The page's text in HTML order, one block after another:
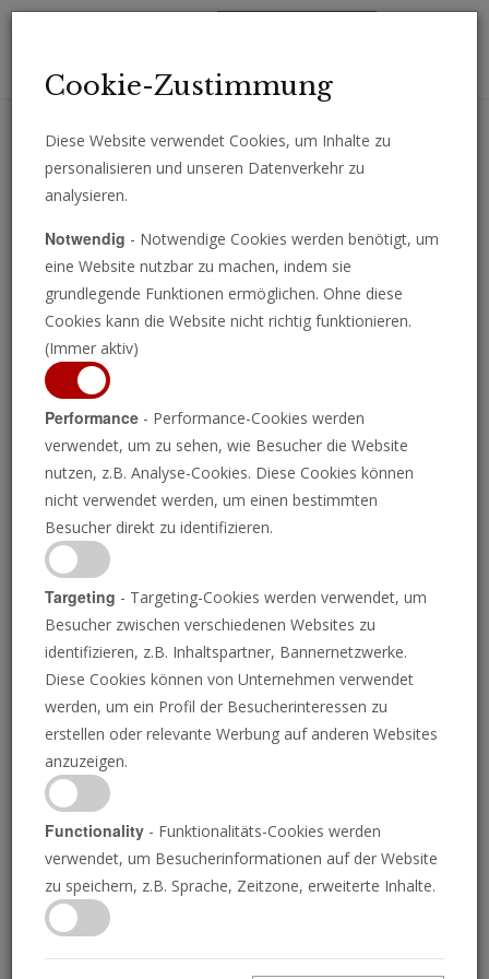
Erhalten Sie wichtige Analysen, Kommentare und Nachrichten
Ein weiteres
beeindruckendes
biblisches Artefakt
wurde ausgegraben
Cookie-Zustimmung
Diese Website verwendet Cookies, um Inhalte zu
personalisieren und unseren Datenverkehr zu
analysieren.
Notwendig - Notwendige Cookies werden benötigt, um
eine Website nutzbar zu machen, indem sie
grundlegende Funktionen ermöglichen. Ohne diese
Cookies kann die Website nicht richtig funktionieren.
(Immer aktiv)
Performance - Performance-Cookies werden
verwendet, um zu sehen, wie Besucher die Website
nutzen, z.B. Analyse-Cookies. Diese Cookies können
nicht verwendet werden, um einen bestimmten
Besucher direkt zu identifizieren.
Targeting - Targeting-Cookies werden verwendet, um
Besucher zwischen verschiedenen Websites zu
identifizieren, z.B. Inhaltspartner, Bannernetzwerke.
Diese Cookies können von Unternehmen verwendet
werden, um ein Profil der Besucherinteressen zu
erstellen oder relevante Werbung auf anderen Websites
anzuzeigen.
Functionality - Funktionalitäts-Cookies werden
verwendet, um Besucherinformationen auf der Website
zu speichern, z.B. Sprache, Zeitzone, erweiterte Inhalte.